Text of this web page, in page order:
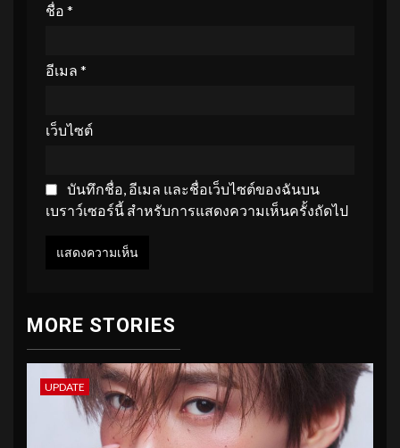
ชื่อ *
อีเมล *
เว็บไซต์
บันทึกชื่อ, อีเมล และชื่อเว็บไซต์ของฉันบน
เบราว์เซอร์นี้ สำหรับการแสดงความเห็นครั้งถัดไป
MORE STORIES
UPDATE